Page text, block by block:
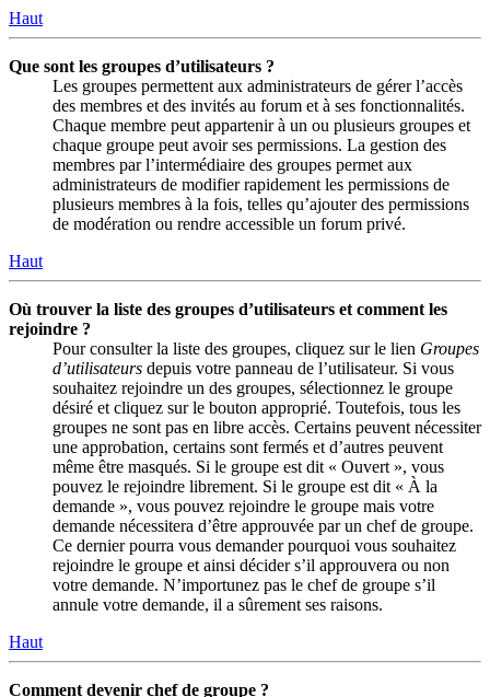
Haut
Que sont les groupes d’utilisateurs ?
Les groupes permettent aux administrateurs de gérer l’accès
des membres et des invités au forum et à ses fonctionnalités.
Chaque membre peut appartenir à un ou plusieurs groupes et
chaque groupe peut avoir ses permissions. La gestion des
membres par l’intermédiaire des groupes permet aux
administrateurs de modifier rapidement les permissions de
plusieurs membres à la fois, telles qu’ajouter des permissions
de modération ou rendre accessible un forum privé.
Haut
Où trouver la liste des groupes d’utilisateurs et comment les
rejoindre ?
Pour consulter la liste des groupes, cliquez sur le lien Groupes
d’utilisateurs depuis votre panneau de l’utilisateur. Si vous
souhaitez rejoindre un des groupes, sélectionnez le groupe
désiré et cliquez sur le bouton approprié. Toutefois, tous les
groupes ne sont pas en libre accès. Certains peuvent nécessiter
une approbation, certains sont fermés et d’autres peuvent
même être masqués. Si le groupe est dit « Ouvert », vous
pouvez le rejoindre librement. Si le groupe est dit « À la
demande », vous pouvez rejoindre le groupe mais votre
demande nécessitera d’être approuvée par un chef de groupe.
Ce dernier pourra vous demander pourquoi vous souhaitez
rejoindre le groupe et ainsi décider s’il approuvera ou non
votre demande. N’importunez pas le chef de groupe s’il
annule votre demande, il a sûrement ses raisons.
Haut
Comment devenir chef de groupe ?